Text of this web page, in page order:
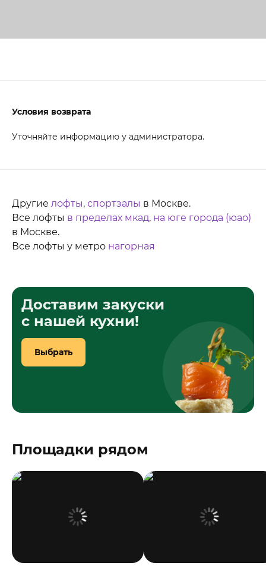
Условия возврата
Уточняйте информацию у администратора.
Другие лофты, спортзалы в Москве.
Все лофты в пределах мкад, на юге города (юао)
в Москве.
Все лофты у метро нагорная
Доставим закуски
с нашей кухни!
Выбрать
Площадки рядом